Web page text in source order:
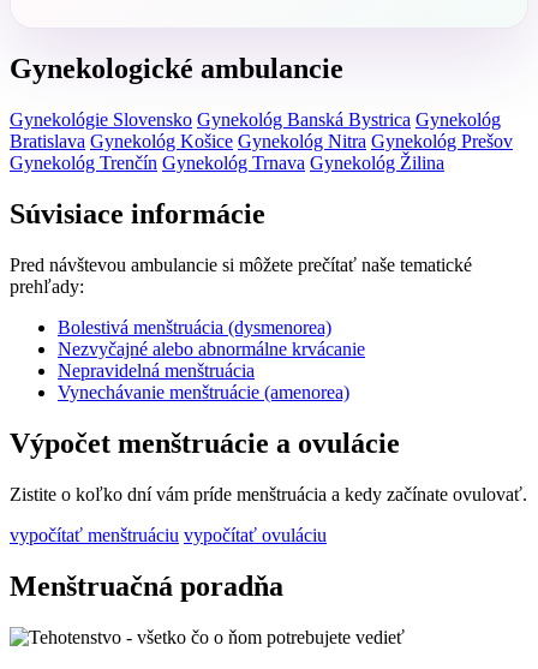
Gynekologické ambulancie
Gynekológie Slovensko Gynekológ Banská Bystrica Gynekológ
Bratislava Gynekológ Košice Gynekológ Nitra Gynekológ Prešov
Gynekológ Trenčín Gynekológ Trnava Gynekológ Žilina
Súvisiace informácie
Pred návštevou ambulancie si môžete prečítať naše tematické
prehľady:
Bolestivá menštruácia (dysmenorea)
Nezvyčajné alebo abnormálne krvácanie
Nepravidelná menštruácia
Vynechávanie menštruácie (amenorea)
Výpočet menštruácie a ovulácie
Zistite o koľko dní vám príde menštruácia a kedy začínate ovulovať.
vypočítať menštruáciu vypočítať ovuláciu
Menštruačná poradňa